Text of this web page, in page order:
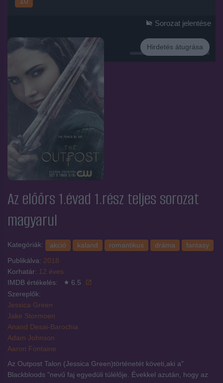
Hirdetés átugrása
Sorozat jelentése
Az előőrs 1.évad 1.rész teljes sorozat
magyarul
Kategóriák: akció kaland romantikus dráma
fantasy
Publikálva: 2018
Korhatár: 12 éves
IMDB értékelés:
6.5
Szereplők:
Jessica Green
Jake Stormoen
Anand Desai-Barochia
Adam Johnson
Aaron Fontaine
Az Outpost Talon (Jessica Green)történetét követi,aki a"
Blackbloods "nevű faj egyedüli túlélője. Évekkel azután, hogy az